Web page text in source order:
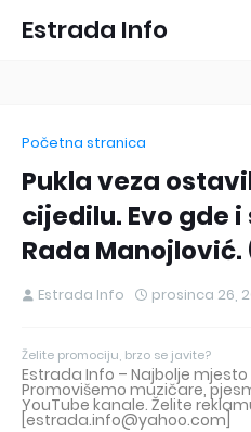
Estrada Info
Početna stranica
Pukla veza
cijedilu. Evo gde
Rada Manojlović.
Estrada Info prosinca 26,
Želite promociju, brzo se javite?
Estrada Info – Najbolje
Promovišemo muzičare,
YouTube kanale. Želite
[estrada.info@yahoo.com]